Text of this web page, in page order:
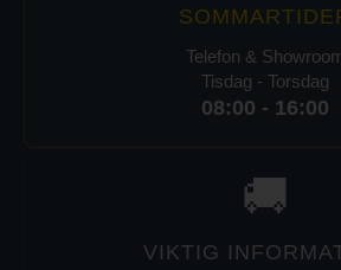
Telefon &
Tisdag - Torsdag
08:00 - 16:00
🚚
VIKTIG